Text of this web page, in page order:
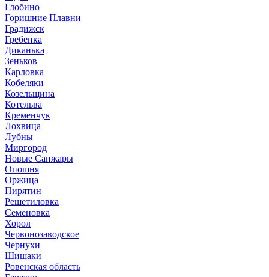
Глобино
Горишние Плавни
Градижск
Гребенка
Диканька
Зеньков
Карловка
Кобеляки
Козельщина
Котельва
Кременчук
Лохвица
Лубны
Миргород
Новые Санжары
Опошня
Оржица
Пирятин
Решетиловка
Семеновка
Хорол
Червонозаводское
Чернухи
Шишаки
Ровенская область